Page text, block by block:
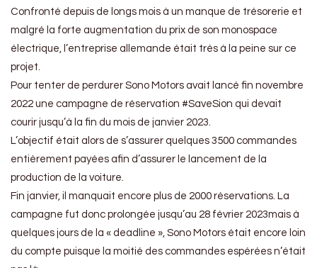
Confronté depuis de longs mois à un manque de trésorerie et
malgré la forte augmentation du prix de son monospace
électrique, l’entreprise allemande était très à la peine sur ce
projet.
Pour tenter de perdurer Sono Motors avait lancé fin novembre
2022 une campagne de réservation #SaveSion qui devait
courir jusqu’à la fin du mois de janvier 2023.
L’objectif était alors de s’assurer quelques 3500 commandes
entièrement payées afin d’assurer le lancement de la
production de la voiture.
Fin janvier, il manquait encore plus de 2000 réservations. La
campagne fut donc prolongée jusqu’au 28 février 2023mais à
quelques jours de la « deadline », Sono Motors était encore loin
du compte puisque la moitié des commandes espérées n’était